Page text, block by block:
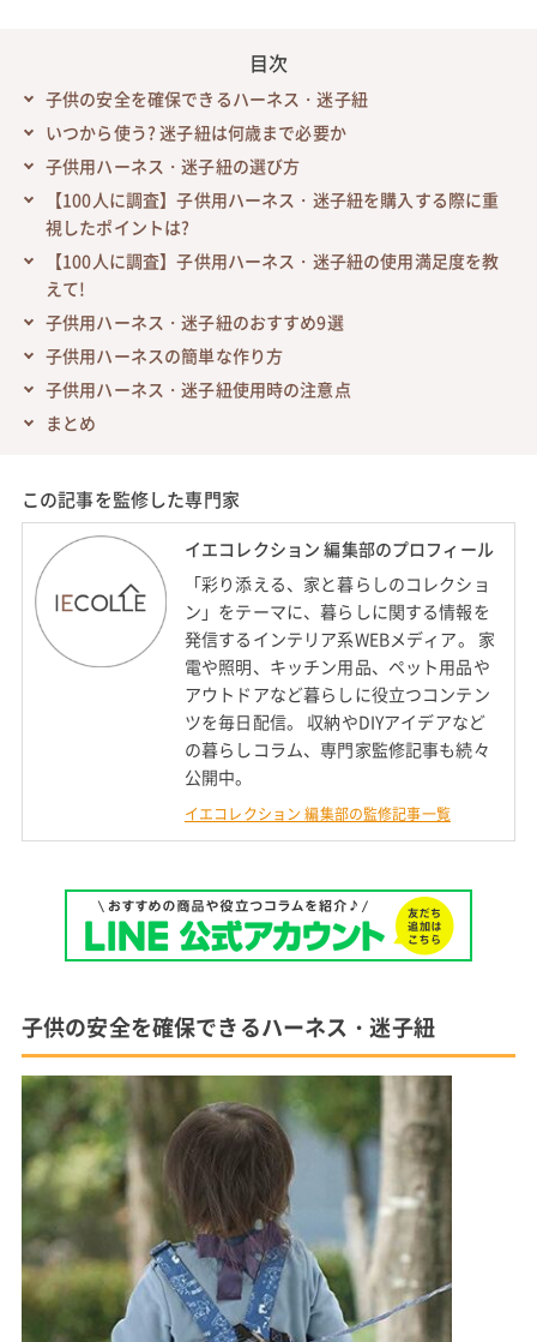
目次
子供の安全を確保できるハーネス・迷子紐
いつから使う? 迷子紐は何歳まで必要か
子供用ハーネス・迷子紐の選び方
【100人に調査】子供用ハーネス・迷子紐を購入する際に重
視したポイントは?
【100人に調査】子供用ハーネス・迷子紐の使用満足度を教
えて!
子供用ハーネス・迷子紐のおすすめ9選
子供用ハーネスの簡単な作り方
子供用ハーネス・迷子紐使用時の注意点
まとめ
この記事を監修した専門家
イエコレクション 編集部のプロフィール
「彩り添える、家と暮らしのコレクショ
ン」をテーマに、暮らしに関する情報を
発信するインテリア系WEBメディア。 家
電や照明、キッチン用品、ペット用品や
アウトドアなど暮らしに役立つコンテン
ツを毎日配信。 収納やDIYアイデアなど
の暮らしコラム、専門家監修記事も続々
公開中。
イエコレクション 編集部の監修記事一覧
子供の安全を確保できるハーネス・迷子紐